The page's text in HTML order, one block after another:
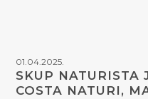
01.04.2025.
SKUP NATURISTA
COSTA NATURI,